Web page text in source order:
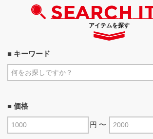
SEARCH
アイテムを探す
■ キーワード
■ 価格
円 〜